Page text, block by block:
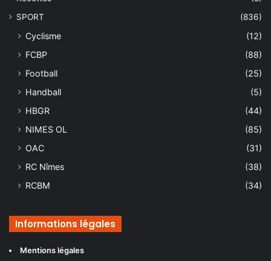
SPORT
(836)
Cyclisme
(12)
FCBP
(88)
Football
(25)
Handball
(5)
HBGR
(44)
NIMES OL
(85)
OAC
(31)
RC Nîmes
(38)
RCBM
(34)
Informations légales
Mentions légales